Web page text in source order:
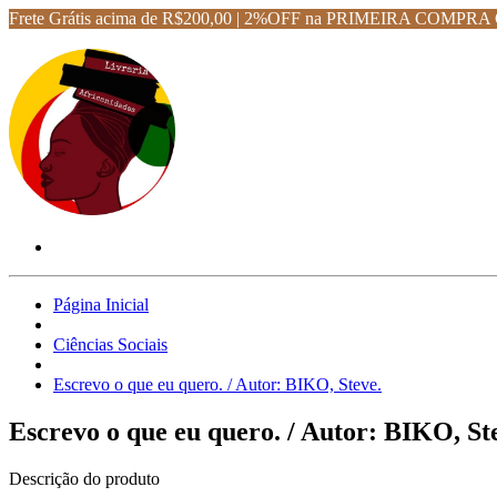
Frete Grátis acima de R$200,00 | 2%OFF na PRIMEIRA
Página Inicial
Ciências Sociais
Escrevo o que eu quero. / Autor: BIKO, Steve.
Escrevo o que eu quero. / Autor: BIKO,
Descrição do produto